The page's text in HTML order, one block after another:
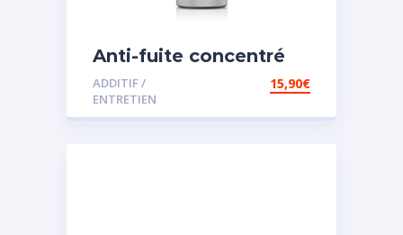
Anti-fuite concentré
pour direction
assistée
ADDITIF /
ENTRETIEN
15,90€